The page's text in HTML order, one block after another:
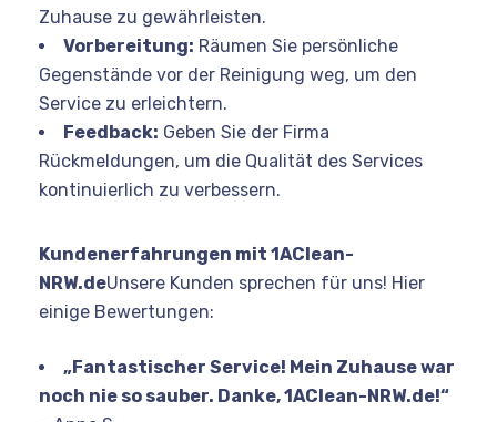
Zuhause zu gewährleisten.
Vorbereitung: Räumen Sie persönliche
Gegenstände vor der Reinigung weg, um den
Service zu erleichtern.
Feedback: Geben Sie der Firma
Rückmeldungen, um die Qualität des Services
kontinuierlich zu verbessern.
Kundenerfahrungen mit 1AClean-
NRW.deUnsere Kunden sprechen für uns! Hier
einige Bewertungen:
„Fantastischer Service! Mein Zuhause war
noch nie so sauber. Danke, 1AClean-NRW.de!“